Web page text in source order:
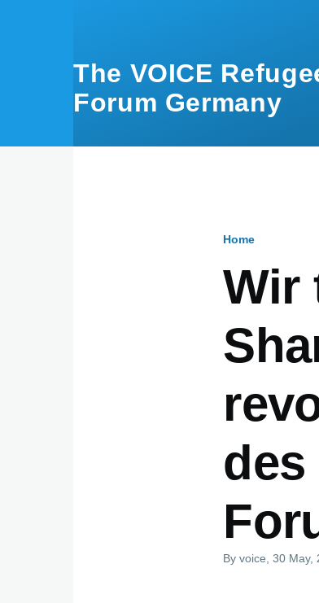
The VOICE
Forum Germany
Home
Wir
des
Byvoice , 30 May,